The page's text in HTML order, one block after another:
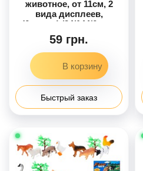
животное, от 11см, 2
вида дисплеев,
(6видов) /24/144/6шт в
кор. 23-7,5-14см
59 грн.
Быстрый заказ